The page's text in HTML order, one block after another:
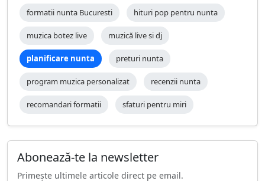
formatii nunta Bucuresti hituri pop pentru nunta
muzica botez live muzică live si dj
planificare nunta preturi nunta
program muzica personalizat recenzii nunta
recomandari formatii sfaturi pentru miri
Abonează-te la newsletter
Primește ultimele articole direct pe email.